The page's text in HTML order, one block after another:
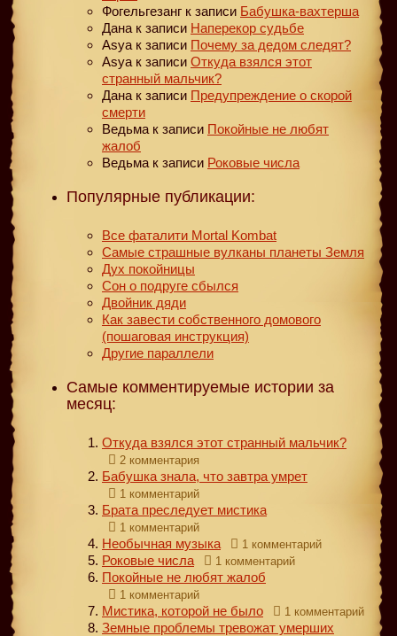
Фогельгезанг к записи Бабушка-вахтерша
Дана к записи Наперекор судьбе
Asya к записи Почему за дедом следят?
Asya к записи Откуда взялся этот
странный мальчик?
Дана к записи Предупреждение о скорой
смерти
Ведьма к записи Покойные не любят
жалоб
Ведьма к записи Роковые числа
Популярные публикации:
Все фаталити Mortal Kombat
Самые страшные вулканы планеты Земля
Дух покойницы
Сон о подруге сбылся
Двойник дяди
Как завести собственного домового
(пошаговая инструкция)
Другие параллели
Самые комментируемые истории за
месяц:
Откуда взялся этот странный мальчик?
2 комментария
Бабушка знала, что завтра умрет
1 комментарий
Брата преследует мистика
1 комментарий
Необычная музыка 1 комментарий
Роковые числа 1 комментарий
Покойные не любят жалоб
1 комментарий
Мистика, которой не было 1 комментарий
Земные проблемы тревожат умерших